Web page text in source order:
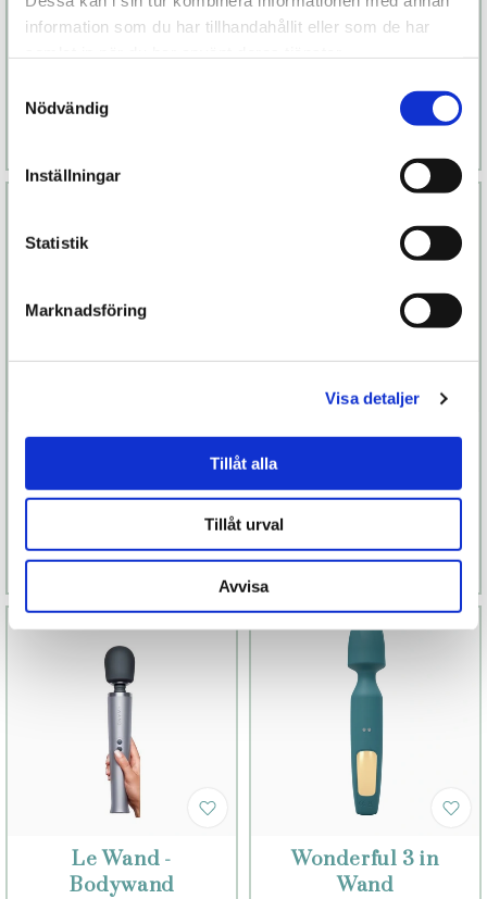
information som du har tillhandahållit eller som de har
Nödvändig
Inställningar
Statistik
Marknadsföring
Visa detaljer
Tillåt alla
Tillåt urval
Avvisa
Doxy 3R Vick Neo II
Vesta
1 299 kr
Köp
Läs mer
Onyx
1 499 kr
Köp
Läs mer
Le Wand -
Bodywand
Wonderful 3 in
Wand